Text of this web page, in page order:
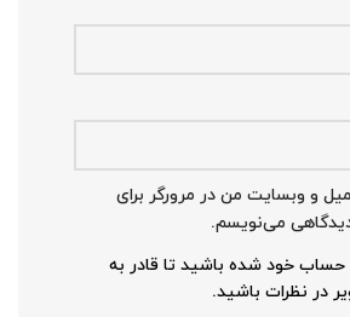
و وبسایت من در مرورگر برای
دیدگاهی می‌نویسم.
حساب خود شده باشید تا قادر به
در نظرات باشید.